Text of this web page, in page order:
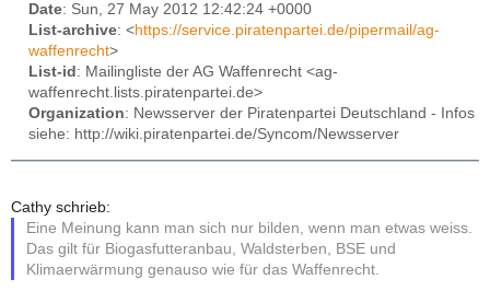
Date: Sun, 27 May 2012 12:42:24 +0000
List-archive: <https://service.piratenpartei.de/pipermail/ag-
waffenrecht>
List-id : Mailingliste der AG Waffenrecht <ag-
waffenrecht.lists.piratenpartei.de>
Organization: Newsserver der Piratenpartei Deutschland - Infos
siehe: http://wiki.piratenpartei.de/Syncom/Newsserver
Cathy schrieb:
Eine Meinung kann man sich nur bilden, wenn man etwas weiss.
Das gilt für Biogasfutteranbau, Waldsterben, BSE und
Klimaerwärmung genauso wie für das Waffenrecht.